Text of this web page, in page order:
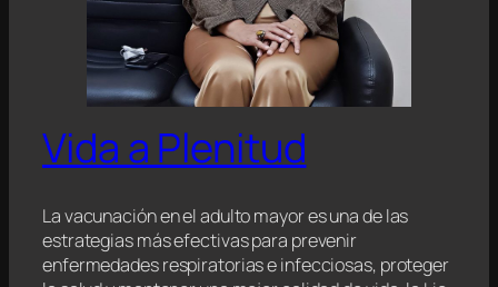
Vida a Plenitud
La vacunación en el adulto mayor es una de las
estrategias más efectivas para prevenir
enfermedades respiratorias e infecciosas, proteger